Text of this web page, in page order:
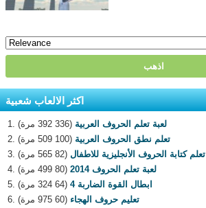
اكثر الالعاب شعبية
لعبة تعلم الحروف العربية (336 392 مرة)
تعلم نطق الحروف العربية (100 509 مرة)
تعلم كتابة الحروف الأنجليزية للاطفال (82 565 مرة)
لعبة تعلم الحروف 2014
(80 499 مرة)
ابطال القوة الضاربة 4
(64 324 مرة)
تعليم حروف الهجاء (60 975 مرة)